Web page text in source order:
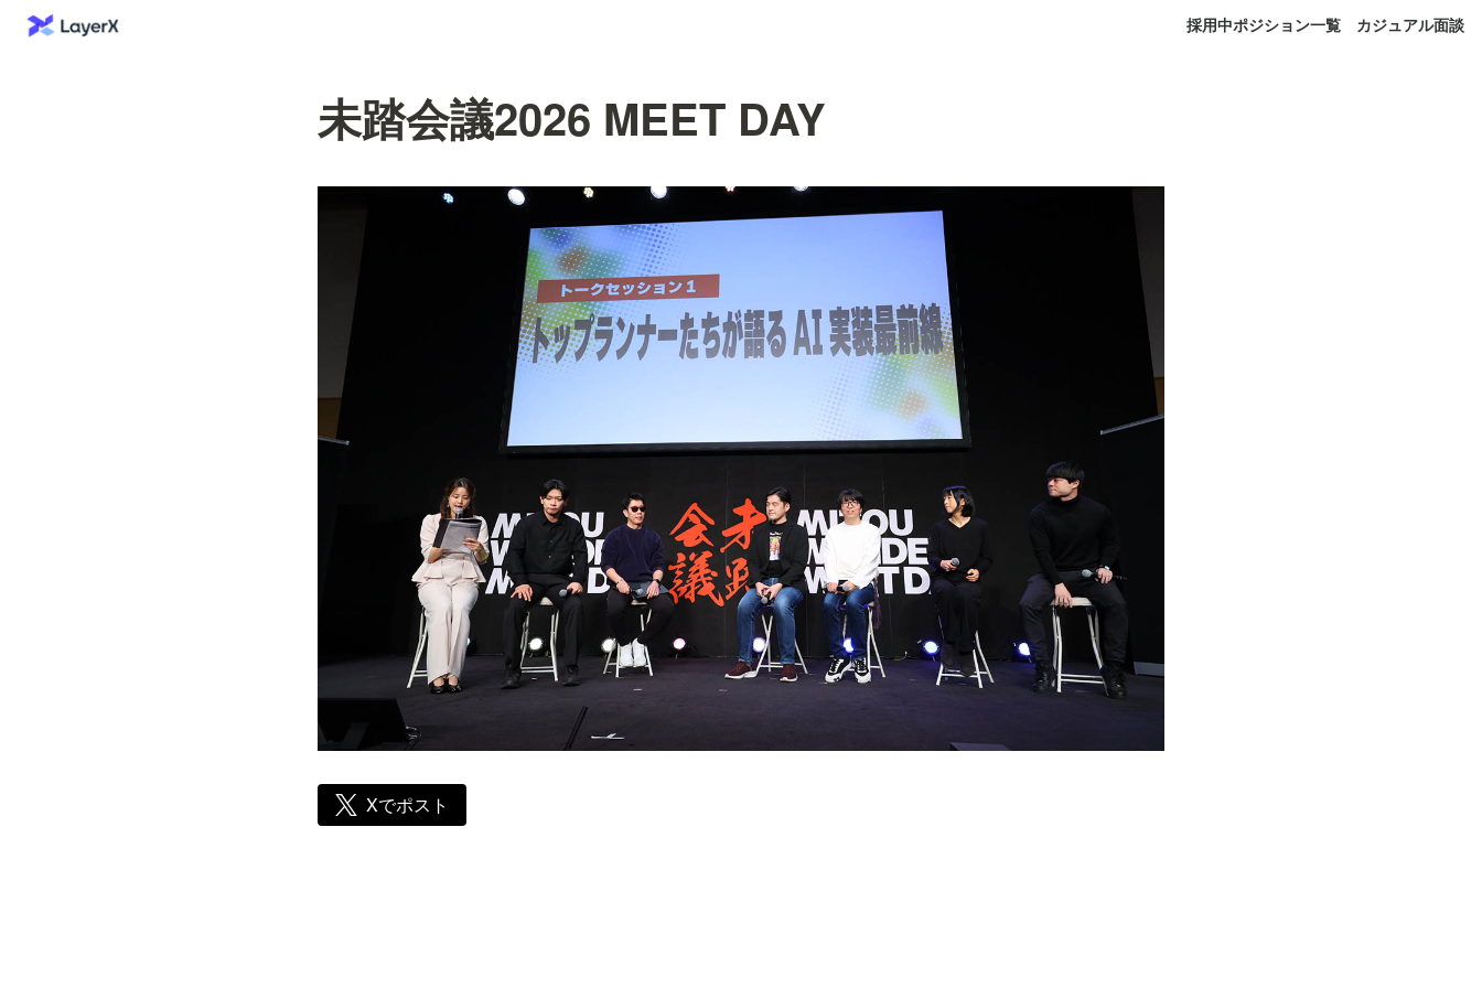
採用中ポジション一覧 カジュアル面談
未踏会議2026 MEET DAY
Xでポスト